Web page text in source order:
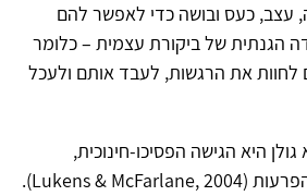
עצב, כעס ובושה כדי לאפשר להם
הגנתית של ביקורת עצמית – כלומר
את הרגשות, לעבד אותם ולעכל
היא הגישה הפסיכו-חינוכית,
שנמצאה יעילה במגוון הפרעות (Lukens & McFarlane, 2004).